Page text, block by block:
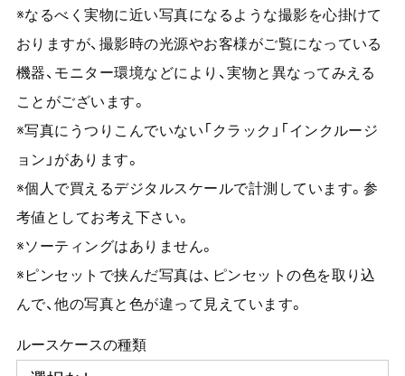
※なるべく実物に近い写真になるような撮影を心掛けて
おりますが、撮影時の光源やお客様がご覧になっている
機器、モニター環境などにより、実物と異なってみえる
ことがございます。
※写真にうつりこんでいない「クラック」「インクルージ
ョン」があります。
※個人で買えるデジタルスケールで計測しています。参
考値としてお考え下さい。
※ソーティングはありません。
※ピンセットで挟んだ写真は、ピンセットの色を取り込
んで、他の写真と色が違って見えています。
ルースケースの種類